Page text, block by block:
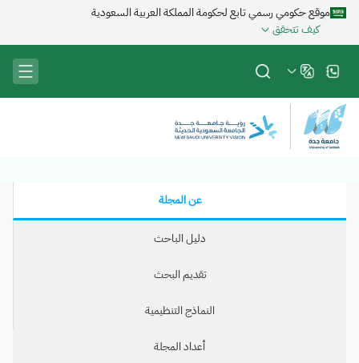
تجاوز
المحتوى
الرئيسي
موقع حكومي رسمي تابع لحكومة المملكة العربية السعودية
كيف تتحقق
عن المجلة
دليل الباحث
تقديم البحث
النماذج التنظيمية
أعداد المجلة